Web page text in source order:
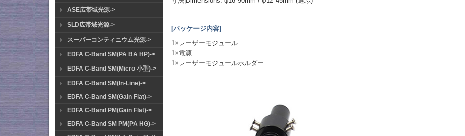
ASE広帯域光源->
SLD広帯域光源->
スーパーコンティニウム光源->
EDFA C-Band SM(PA BA HP)->
EDFA C-Band SM(Micro 小型)->
EDFA C-Band SM(In-Line)->
EDFA C-Band SM(Gain Flat)->
EDFA C-Band PM(Gain Flat)->
EDFA C-Band SM PM(PA HG)->
[パッケージ内容]
1×レーザーモジュール
1×電源
1×レーザーモジュールホルダー